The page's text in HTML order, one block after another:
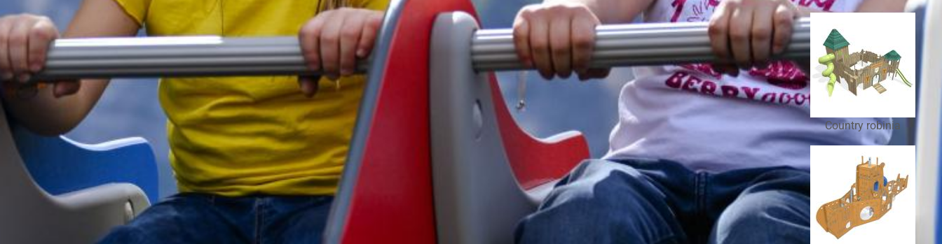
Country robinia